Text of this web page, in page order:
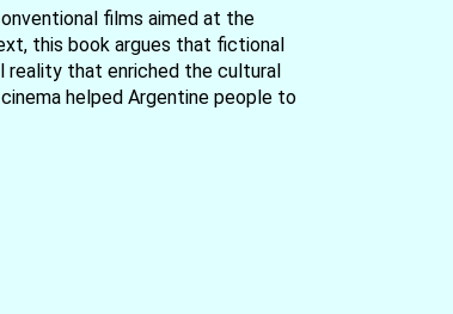
films aimed at the
this book argues that fictional
reality that enriched the cultural
helped Argentine people to